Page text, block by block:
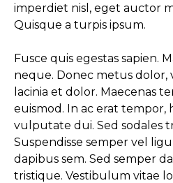
imperdiet nisl, eget auctor
Quisque a turpis ipsum.
Fusce quis egestas sapien.
neque. Donec metus dolor,
lacinia et dolor. Maecenas
euismod. In ac erat
vulputate dui. Sed sodales
Suspendisse semper vel
dapibus sem. Sed semper
tristique. Vestibulum vitae